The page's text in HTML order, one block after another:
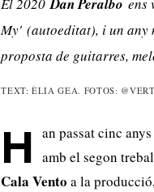
Dan Peralbo
My' (autoeditat), i un any
proposta de guitarres,
TEXT: ÈLIA GEA. FOTOS:
H an passat cinc
amb el segon
Cala Vento a la